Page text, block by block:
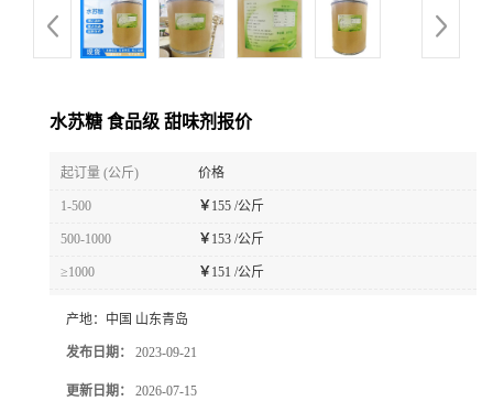
水苏糖 食品级 甜味剂报价
起订量 (公斤) 价格
1-500 ￥ 155 /公斤
500-1000 ￥ 153 /公斤
≥1000 ￥ 151 /公斤
产地： 中国 山东青岛
发布日期： 2023-09-21
更新日期： 2026-07-15